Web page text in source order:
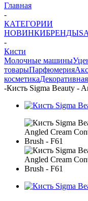
Главная
-
КАТЕГОРИИ
НОВИНКИБРЕНДЫ
-
Кисти
Молочные машины
товарыПарфюмерия
косметика
-Кисть Sigma Beauty -